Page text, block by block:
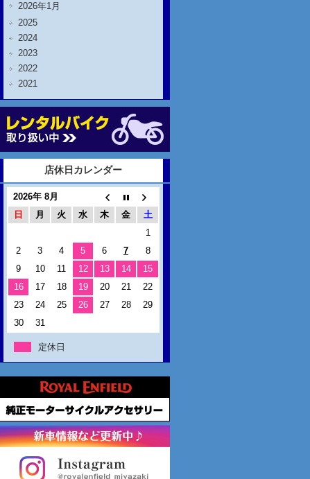
2026年1月
2025
2024
2023
2022
2021
店休日カレンダー
2026年 8月
日
月 火 水 木 金
土
1
2
3 4 5 6 7
8
9
10 11 12 13 14
15
16
17 18 19 20 21
22
23
24 25 26 27 28
29
30
31
定休日